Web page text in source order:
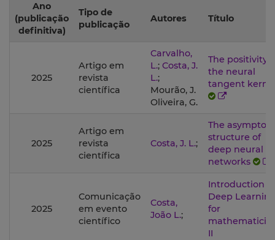
Ano
(publicação
definitiva)
Tipo de
publicação
Autores Título
2025
Artigo em
revista
científica
Carvalho,
L.; Costa, J.
L.;
Mourão, J.
Oliveira, G.
The positivity
the neural
tangent
2025
Artigo em
revista
científica
Costa, J. L.;
The
structure of
deep neural
networks
2025
Comunicação
em evento
científico
Costa,
João L.;
Introduction
Deep
for
II